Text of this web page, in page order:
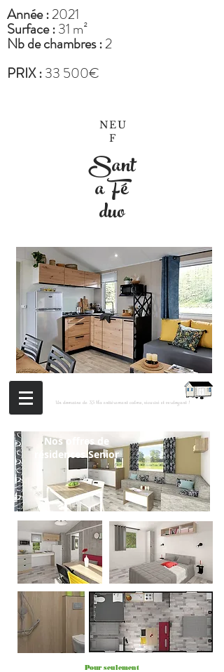
Un domaine de 3,5 Ha entièrement calme, sécurisé et verdoyant !
Année :2021
Surface :31 m²
Nb de chambres :2
PRIX :33 500€
NEU
F
Sant
a Fé
duo
Nos offres de
résidences Senior
Pour seulement